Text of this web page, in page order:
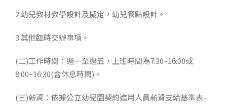
2.幼兒教材教學設計及擬定，幼兒餐點設計。
3.其他臨時交辦事項。
(二)工作時間：週一至週五，上班時間為7:30~16:00或
8:00~16:30(含休息時間)。
(三)薪資：依據公立幼兒園契約進用人員薪資支給基準表-